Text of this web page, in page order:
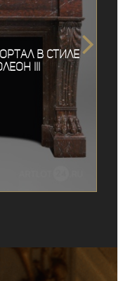
в стиле
III